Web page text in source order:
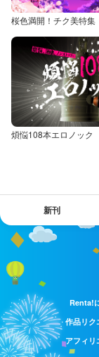
桜色満開！チク美特集
煩悩108本エロノック
新刊
Renta!
作品リク
アフィリ